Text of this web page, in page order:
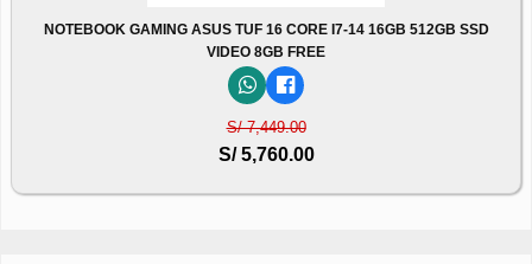
NOTEBOOK GAMING ASUS TUF 16 CORE I7-14 16GB 512GB SSD
VIDEO 8GB FREE
S/ 7,449.00
S/ 5,760.00